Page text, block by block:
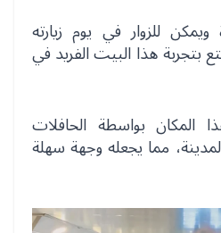
للزوار في يوم زيارته
بتجربة هذا البيت الفريد في
المكان بواسطة الحافلات
مما يجعله وجهة سهلة